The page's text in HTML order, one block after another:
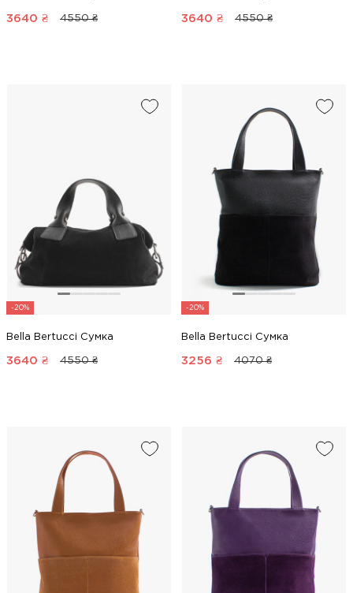
3640 ₴ 4550 ₴ 3640 ₴ 4550 ₴
-20%
Bella Bertucci Сумка
3640 ₴ 4550 ₴
-20%
Bella Bertucci Сумка
3256 ₴ 4070 ₴